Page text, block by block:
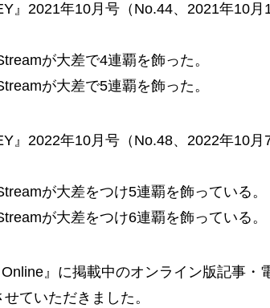
』2021年10月号（No.44、2021年10
が大差で4連覇を飾った。
が大差で5連覇を飾った。
』2022年10月号（No.48、2022年10
が大差をつけ5連覇を飾っている。
が大差をつけ6連覇を飾っている。
Online』に掲載中のオンライン版記事・
ていただきました。